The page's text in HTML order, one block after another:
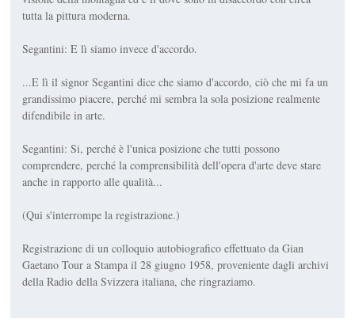
tutta la pittura moderna.
Segantini: E lì siamo invece d'accordo.
...E lì il signor Segantini dice che siamo d'accordo, ciò che mi fa un
grandissimo piacere, perché mi sembra la sola posizione realmente
difendibile in arte.
Segantini: Si, perché è l'unica posizione che tutti possono
comprendere, perché la comprensibilità dell'opera d'arte deve stare
anche in rapporto alle qualità...
(Qui s'interrompe la registrazione.)
Registrazione di un colloquio autobiografico effettuato da Gian
Gaetano Tour a Stampa il 28 giugno 1958, proveniente dagli archivi
della Radio della Svizzera italiana, che ringraziamo.